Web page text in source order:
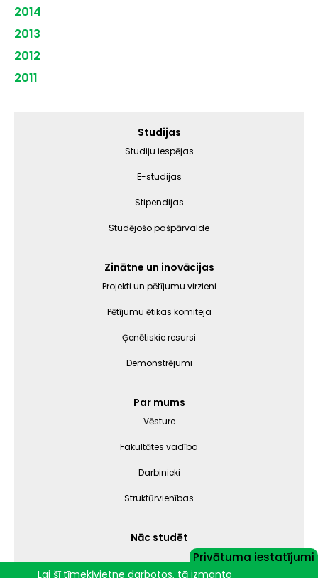
2014
2013
2012
2011
Studijas
Studiju iespējas
E-studijas
Stipendijas
Studējošo pašpārvalde
Zinātne un inovācijas
Projekti un pētījumu virzieni
Pētījumu ētikas komiteja
Ģenētiskie resursi
Demonstrējumi
Par mums
Vēsture
Fakultātes vadība
Darbinieki
Struktūrvienības
Nāc studēt
Privātuma iestatījumi
Lai šī tīmekļvietne darbotos, tā izmanto